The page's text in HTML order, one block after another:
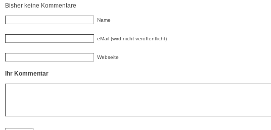
Bisher keine Kommentare
Name
eMail (wird nicht veröffentlicht)
Webseite
Ihr Kommentar